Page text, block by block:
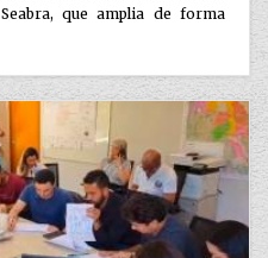
que amplia de forma